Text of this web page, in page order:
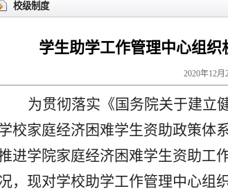
校级制度
学生助学工作管理中心组织
2020年12
为贯彻落实《国务院关于建立
校家庭经济困难学生资助政策体
进学院家庭经济困难学生资助工
，现对学校助学工作管理中心组